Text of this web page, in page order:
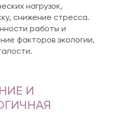
нагрузок,
снижение стресса.
работы и
факторов экологии,
И